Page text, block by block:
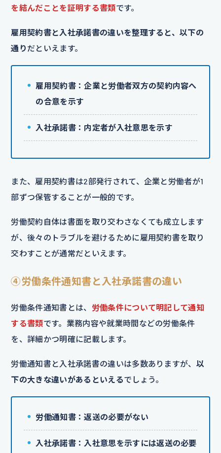
を結んだことを証明する書類です。
雇用契約書と 入社承諾書の違いを整理すると、以下の
通り だといえます。
雇用契約書：企業と労働者双方の契約内容へ
の合意を示す
入社承諾書：内定者が入社意思を示す
また、雇用契約書は2部発行されて、企業と労働者が1
部ずつ保管することが一般的です。
労働契約自体は書面を取り交わさなくても成立します
が、後々のトラブルを避けるために雇用契約書を取り
交わすことが通常だといえます。
④労働条件通知書と入社承諾書の違い
労働条件通知書とは、 労働条件について明記して通知
する書類です。業務内容や就業時間などの労働条件
を、詳細かつ明確に記載します。
労働通知書と入社承諾書の違いは多数ありますが、 以
下の大きな違いがあるといえるでしょう。
労働通知書：返送の必要がない
入社承諾書：入社意思を示すには返送の必要